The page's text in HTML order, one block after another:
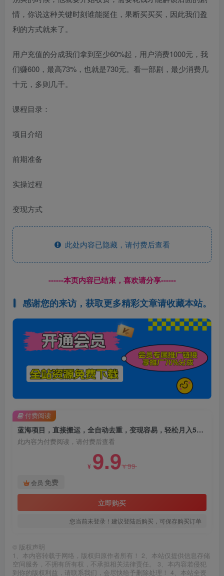
情，你说这种关键时刻谁能挺住，果断买买买，因此我们盈
利的方式就来了。
用户充值的分成我们拿到至少60%起，用户消费1000元，我
们赚600，最高73%，也就是730元。看一部剧，最少消费几
十元，多则几千。
课程目录：
项目介绍
前期准备
实操过程
变现方式
此处内容已隐藏，请付费后查看
------本页内容已结束，喜欢请分享------
感谢您的来访，获取更多精彩文章请收藏本站。
蓝海项目，直接搬运，全自动去重，变现容易，轻松月入5位数【揭秘】
此内容为付费阅读，请付费后查看
¥ 9.9¥99
会员 免费
立即购买
您当前未登录！建议登陆后购买，可保存购买订单
付费阅读
© 版权声明
1、本内容转载于网络，版权归原作者所有！ 2、本站仅提供信息存储
空间服务，不拥有所有权，不承担相关法律责任。 3、本内容若侵犯
到你的版权利益，请联系我们，会尽快给予删除处理！ 4、本站全资